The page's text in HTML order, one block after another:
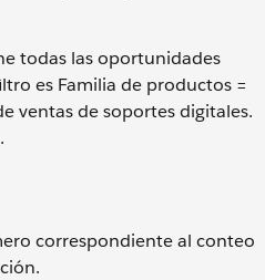
todas las oportunidades
es Familia de productos =
ventas de soportes digitales.
correspondiente al conteo